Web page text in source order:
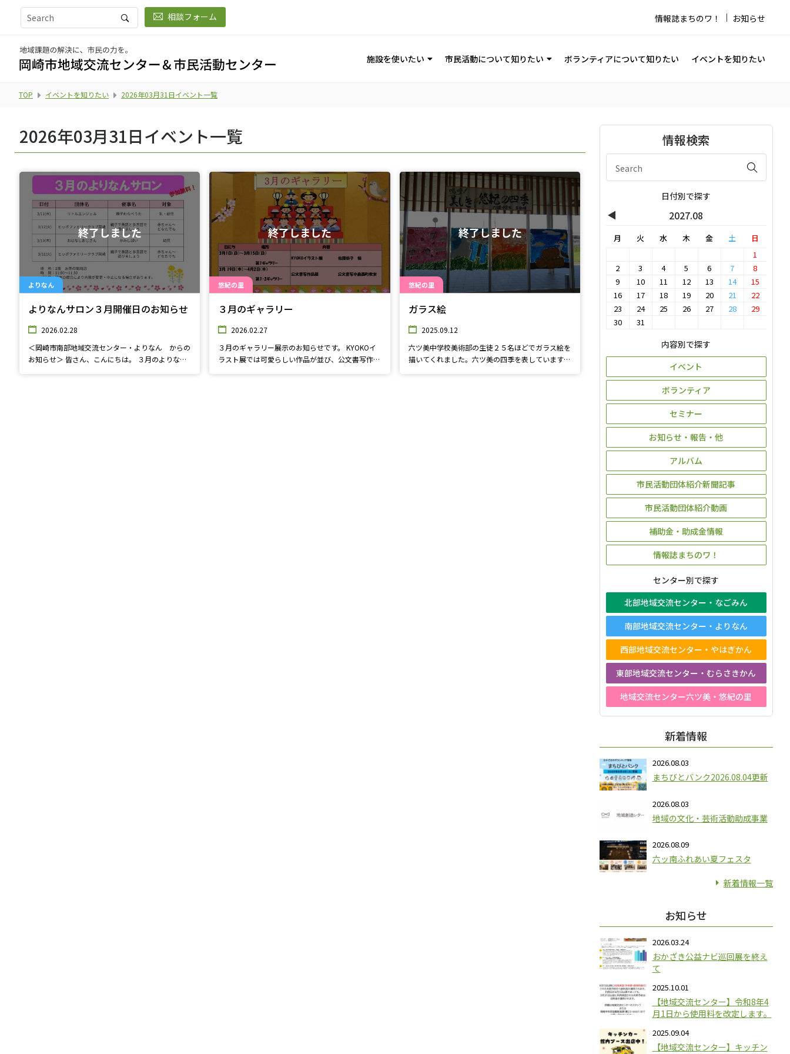
相談フォーム 情報誌まちのワ！ お知らせ
施設を使いたい 市民活動について知りたい ボランティアについて知りたい イベントを知りたい
TOP イベントを知りたい 2026年03月31日イベント一覧
2026年03月31日イベント一覧
よりなん
終了しました
よりなんサロン３月開催日のお知らせ
2026.02.28
＜岡崎市南部地域交流センター・よりなん からの
お知らせ＞ 皆さん、こんにちは。 ３月のよりなん
悠紀の里
終了しました
３月のギャラリー
2026.02.27
３月のギャラリー展示のお知らせです。 KYOKOイ
ラスト展では可愛らしい作品が並び、公文書写作品
悠紀の里
終了しました
ガラス絵
2025.09.12
六ツ美中学校美術部の生徒２５名ほどでガラス絵を
描いてくれました。六ツ美の四季を表しています。
情報検索
日付別で探す
◀ 2027.08
月 火 水 木 金 土
日
1
2
3 4 5 6 7
8
9
10 11 12 13 14
15
16
17 18 19 20 21
22
23
24 25 26 27 28
29
30
31
内容別で探す
イベント
ボランティア
セミナー
お知らせ・報告・他
アルバム
市民活動団体紹介新聞記事
市民活動団体紹介動画
補助金・助成金情報
情報誌まちのワ！
センター別で探す
北部地域交流センター・なごみん
南部地域交流センター・よりなん
西部地域交流センター・やはぎかん
東部地域交流センター・むらさきかん
地域交流センター六ツ美・悠紀の里
新着情報
2026.08.03
まちびとバンク2026.08.04更新
2026.08.03
地域の文化・芸術活動助成事業
2026.08.09
六ッ南ふれあい夏フェスタ
新着情報一覧
お知らせ
2026.03.24
おかざき公益ナビ巡回展を終え
て
2025.10.01
【地域交流センター】令和8年4
月1日から使用料を改定します。
2025.09.04
【地域交流センター】キッチン